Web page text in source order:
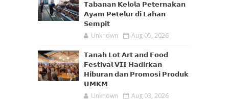
𝗧𝗮𝗯𝗮𝗻𝗮𝗻 𝗞𝗲𝗹𝗼𝗹𝗮 𝗣𝗲𝘁𝗲𝗿𝗻𝗮𝗸𝗮𝗻
𝗔𝘆𝗮𝗺 𝗣𝗲𝘁𝗲𝗹𝘂𝗿 𝗱𝗶 𝗟𝗮𝗵𝗮𝗻
𝗦𝗲𝗺𝗽𝗶𝘁
Unknown Aug 05, 2026
𝗧𝗮𝗻𝗮𝗵 𝗟𝗼𝘁 𝗔𝗿𝘁 𝗮𝗻𝗱 𝗙𝗼𝗼𝗱
𝗙𝗲𝘀𝘁𝗶𝘃𝗮𝗹 𝗩𝗜𝗜 𝗛𝗮𝗱𝗶𝗿𝗸𝗮𝗻
𝗛𝗶𝗯𝘂𝗿𝗮𝗻 𝗱𝗮𝗻 𝗣𝗿𝗼𝗺𝗼𝘀𝗶 𝗣𝗿𝗼𝗱𝘂𝗸
𝗨𝗠𝗞𝗠
Unknown Aug 03, 2026